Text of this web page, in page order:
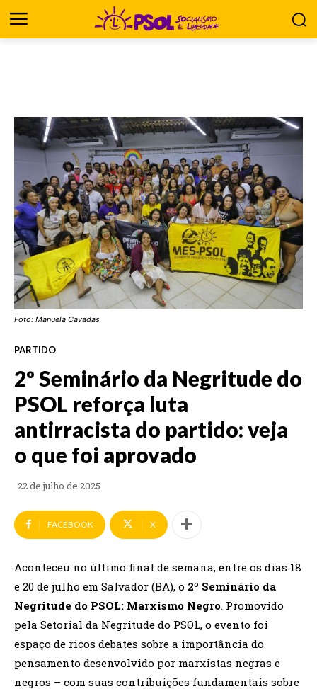
Foto: Manuela Cavadas
PARTIDO
2º Seminário da Negritude do
PSOL reforça luta
antirracista do partido: veja
o que foi aprovado
22 de julho de 2025
FACEBOOK X
Aconteceu no último final de semana, entre os dias 18
e 20 de julho em Salvador (BA), o 2º Seminário da
Negritude do PSOL: Marxismo Negro. Promovido
pela Setorial da Negritude do PSOL, o evento foi
espaço de ricos debates sobre a importância do
pensamento desenvolvido por marxistas negras e
negros – com suas contribuições fundamentais sobre